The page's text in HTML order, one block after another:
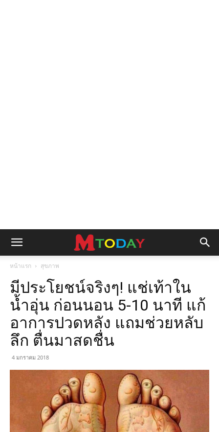
หน้าแรก สุขภาพ
มีประโยชน์จริงๆ! แช่เท้าใน
น้ำอุ่น ก่อนนอน 5-10 นาที แก้
อาการปวดหลัง แถมช่วยหลับ
ลึก ตื่นมาสดชื่น
4 มกราคม 2018